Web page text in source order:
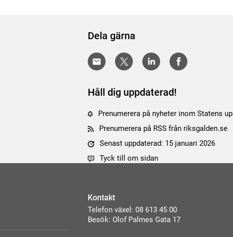
Dela gärna
Håll dig uppdaterad!
Prenumerera på nyheter inom Statens
Prenumerera på RSS från riksgalden.se
Senast uppdaterad: 15 januari 2026
Tyck till om sidan
Kontakt
Telefon växel: 08 613 45 00
Besök: Olof Palmes Gata 17